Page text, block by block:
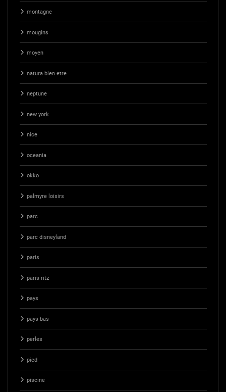
montagne
mougins
moyen
natura bien etre
neptune
new york
nice
oceania
okko
palmyre loisirs
parc
parc disneyland
paris
paris ritz
pays
pays bas
perles
pied
piscine